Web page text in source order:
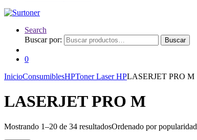
Search
Buscar por:
Buscar
0
InicioConsumiblesHPToner Laser HPLASERJET PRO M
LASERJET PRO M
Mostrando 1–20 de 34 resultadosOrdenado por popularidad